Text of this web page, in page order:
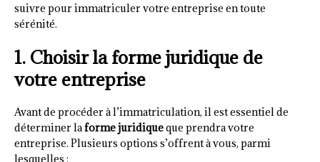
suivre pour immatriculer votre entreprise en toute
sérénité.
1. Choisir la forme juridique de
votre entreprise
Avant de procéder à l’immatriculation, il est essentiel de
déterminer laforme juridiqueque prendra votre
entreprise. Plusieurs options s’offrent à vous, parmi
lesquelles :